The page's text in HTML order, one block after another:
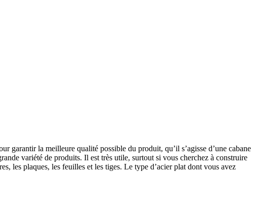
garantir la meilleure qualité possible du produit, qu’il s’agisse d’une cabane
variété de produits. Il est très utile, surtout si vous cherchez à construire
les plaques, les feuilles et les tiges. Le type d’acier plat dont vous avez